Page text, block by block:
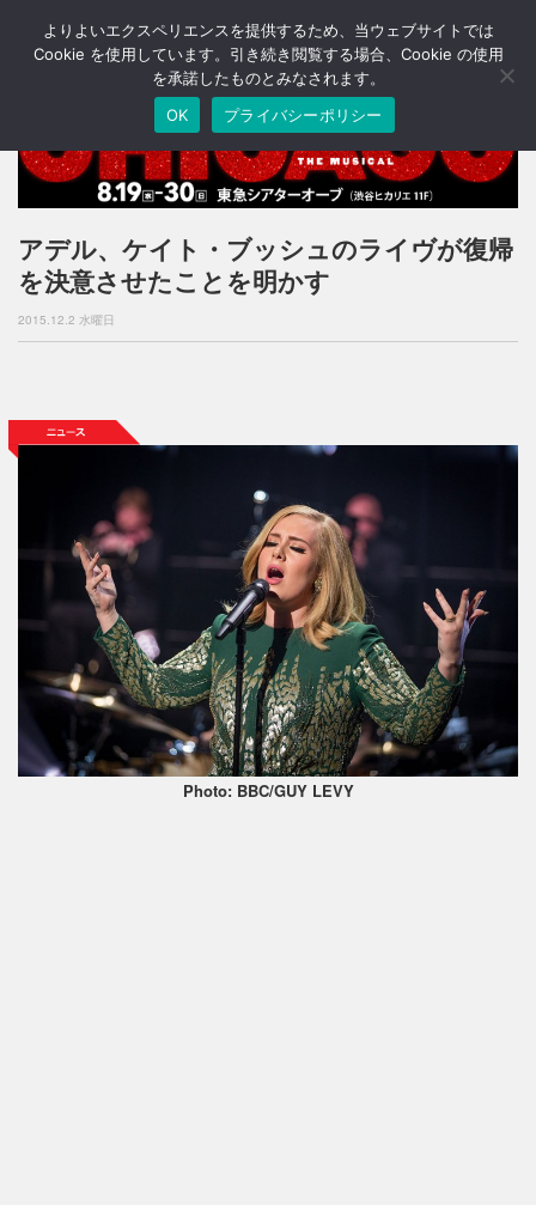
T
o
n
v
i
g
o
アデル、ケイト・ブッシュのライヴが復帰
を決意させたことを明かす
2015.12.2 水曜日
Photo: BBC/GUY LEVY
よりよいエクスペリエンスを提供するため、当ウェブサイトでは
Cookie を使用しています。引き続き閲覧する場合、Cookie の使用
を承諾したものとみなされます。
OK
プライバシーポリシー